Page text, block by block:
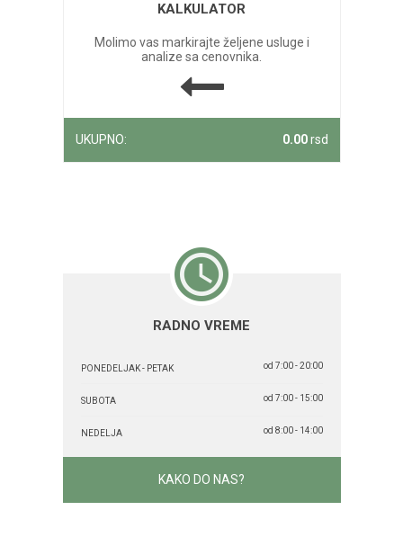
KALKULATOR
Molimo vas markirajte željene usluge i
analize sa cenovnika.
UKUPNO: 0.00rsd
RADNO VREME
PONEDELJAK - PETAK od 7:00 - 20:00
SUBOTA od 7:00 - 15:00
NEDELJA od 8:00 - 14:00
KAKO DO NAS?